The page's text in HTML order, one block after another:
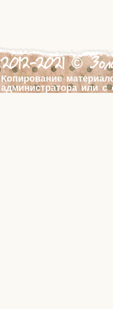
2012-2021 ©
Копирование
администратора или с